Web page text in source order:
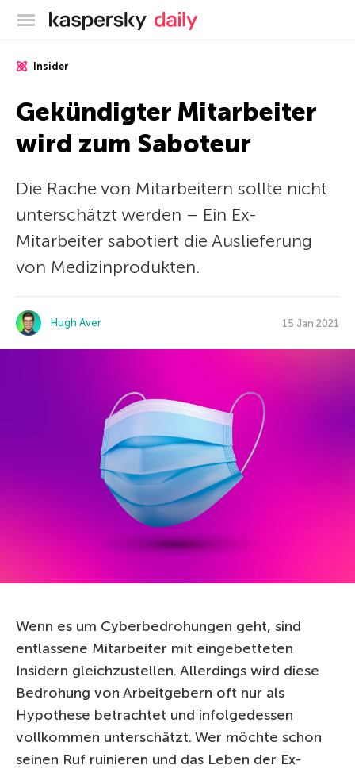
Offizieller Blog von Kaspersky
Insider
Gekündigter Mitarbeiter
wird zum Saboteur
Die Rache von Mitarbeitern sollte nicht
unterschätzt werden – Ein Ex-
Mitarbeiter sabotiert die Auslieferung
von Medizinprodukten.
Hugh Aver 15 Jan 2021
Wenn es um Cyberbedrohungen geht, sind
entlassene Mitarbeiter mit eingebetteten
Insidern gleichzustellen. Allerdings wird diese
Bedrohung von Arbeitgebern oft nur als
Hypothese betrachtet und infolgedessen
vollkommen unterschätzt. Wer möchte schon
seinen Ruf ruinieren und das Leben der Ex-